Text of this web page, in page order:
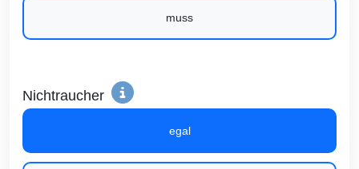
muss
Nichtraucher
egal